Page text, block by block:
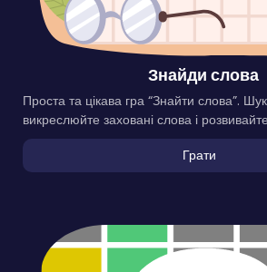
Знайди слова
Проста та цікава гра “Знайти слова”.
викреслюйте заховані слова і
Грати